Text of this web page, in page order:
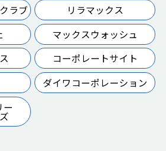
ラブ
リラマックス
マックスウォッシュ
コーポレートサイト
ダイワコーポレーション
ー